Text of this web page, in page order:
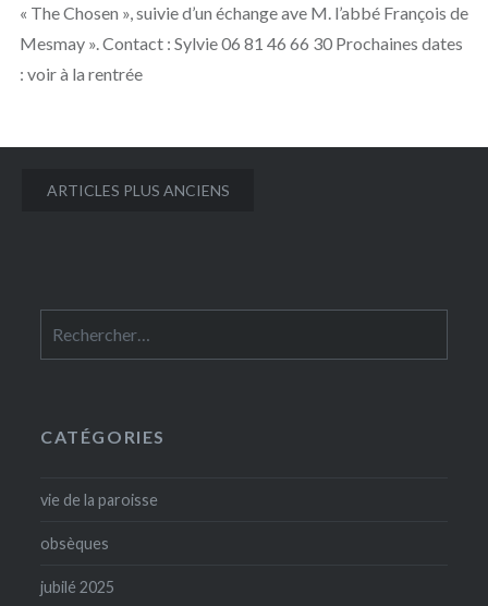
« The Chosen », suivie d’un échange ave M. l’abbé François de
Mesmay ». Contact : Sylvie 06 81 46 66 30 Prochaines dates
: voir à la rentrée
Navigation
ARTICLES PLUS ANCIENS
CATÉGORIES
vie de la paroisse
obsèques
jubilé 2025